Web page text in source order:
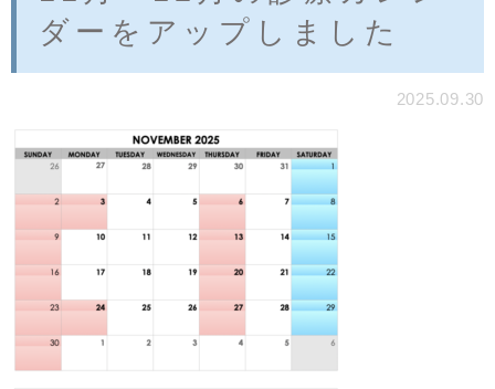
ダーをアップしました
2025.09.30